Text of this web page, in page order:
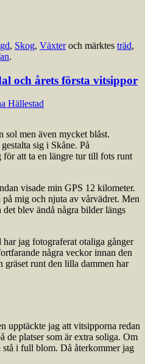
, Skog, Växteroch märktes träd,
.
och årets första vitsippor
sol men även mycket blåst.
sig i Skåne. På
för att ta en längre tur till fots runt
visade min GPS 12 kilometer.
mig och njuta av vårvädret. Men
blev ändå några bilder längs
jag fotograferat otaliga gånger
några veckor innan den
runt den lilla dammen har
upptäckte jag att vitsipporna redan
de platser som är extra soliga. Om
stå i full blom. Då återkommer jag